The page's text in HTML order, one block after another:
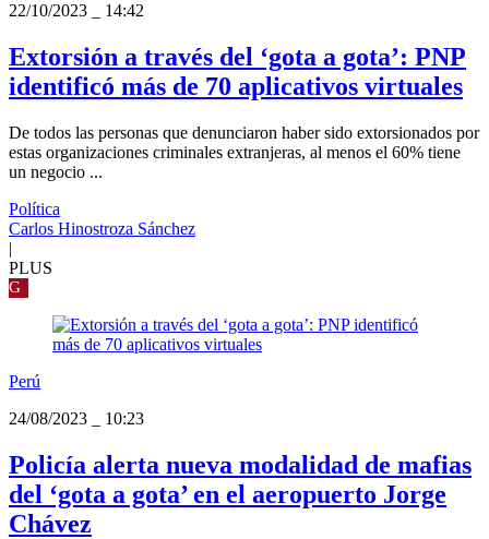
22/10/2023
14:42
Extorsión a través del ‘gota a gota’: PNP
identificó más de 70 aplicativos virtuales
De todos las personas que denunciaron haber sido extorsionados por
estas organizaciones criminales extranjeras, al menos el 60% tiene
un negocio ...
Política
Carlos Hinostroza Sánchez
|
PLUS
G
Perú
24/08/2023
10:23
Policía alerta nueva modalidad de mafias
del ‘gota a gota’ en el aeropuerto Jorge
Chávez